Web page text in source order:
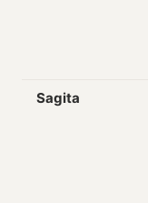
Sagita